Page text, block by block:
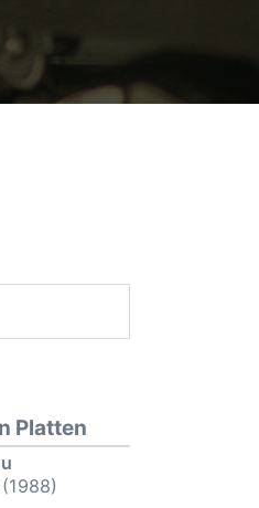
Platten